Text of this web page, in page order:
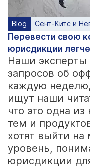
Blog Сент-Китс и
Перевести свою
юрисдикции
Наши эксперты
запросов об
каждую
ищут наши
что это одна
тем и
хотят выйти
уровень,
юрисдикции